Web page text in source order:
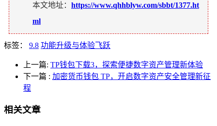
本文地址： https://www.qhhblyw.com/sbbt/1377.ht
ml
标签： 9.8 功能升级与体验飞跃
上一篇: TP钱包下载3，探索便捷数字资产管理新体验
下一篇 : 加密货币钱包 TP，开启数字资产安全管理新征
程
相关文章